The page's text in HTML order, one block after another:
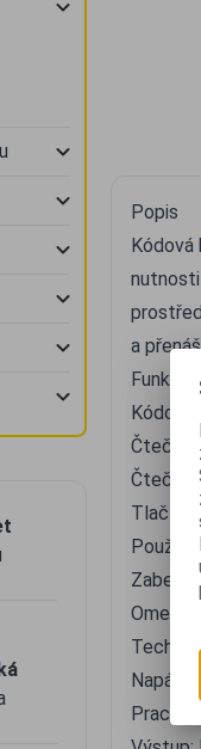
Popis
Kódová
a
Funkce
Kódová
Čtečka
Čtečka
Použití